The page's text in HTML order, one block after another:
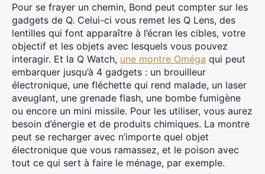
Pour se frayer un chemin, Bond peut compter sur les
gadgets de Q. Celui-ci vous remet les Q Lens, des
lentilles qui font apparaître à l’écran les cibles, votre
objectif et les objets avec lesquels vous pouvez
interagir. Et la Q Watch, une montre Oméga qui peut
embarquer jusqu’à 4 gadgets : un brouilleur
électronique, une fléchette qui rend malade, un laser
aveuglant, une grenade flash, une bombe fumigène
ou encore un mini missile. Pour les utiliser, vous aurez
besoin d’énergie et de produits chimiques. La montre
peut se recharger avec n’importe quel objet
électronique que vous ramassez, et le poison avec
tout ce qui sert à faire le ménage, par exemple.